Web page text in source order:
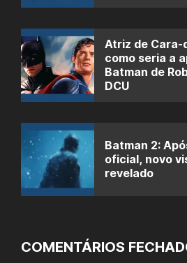
Atriz de Cara-
como seria a
Batman de
DCU
Batman 2:
oficial, novo
revelado
COMENTÁRIOS